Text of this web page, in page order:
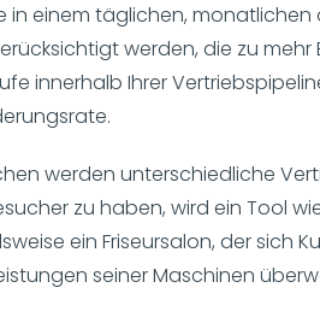
in einem täglichen,
werden, die zu mehr
innerhalb Ihrer
werden unterschiedliche
zu haben, wird ein Tool
ein Friseursalon, der sich
seiner Maschinen